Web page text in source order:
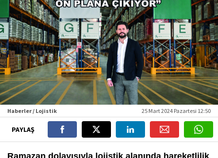
Haberler / Lojistik 25 Mart 2024 Pazartesi 12:50
PAYLAŞ
Ramazan dolayısıyla lojistik alanında hareketlilik